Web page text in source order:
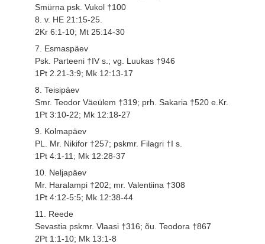
Smürna psk. Vukol †100
8. v. HE 21:15-25.
2Kr 6:1-10; Mt 25:14-30
7. Esmaspäev
Psk. Parteeni †IV s.; vg. Luukas †946
1Pt 2.21-3:9; Mk 12:13-17
8. Teisipäev
Smr. Teodor Väeülem †319; prh. Sakaria †520 e.Kr.
1Pt 3:10-22; Mk 12:18-27
9. Kolmapäev
PL. Mr. Nikifor †257; pskmr. Filagri †I s.
1Pt 4:1-11; Mk 12:28-37
10. Neljapäev
Mr. Haralampi †202; mr. Valentiina †308
1Pt 4:12-5:5; Mk 12:38-44
11. Reede
Sevastia pskmr. Vlaasi †316; õu. Teodora †867
2Pt 1:1-10; Mk 13:1-8